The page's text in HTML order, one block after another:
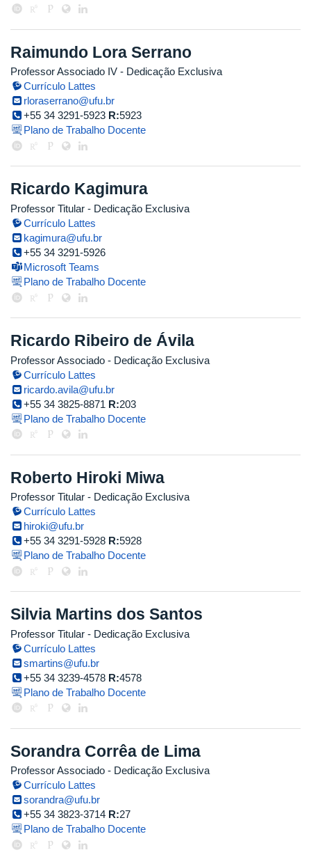
Raimundo Lora Serrano
Professor Associado IV - Dedicação Exclusiva
Currículo Lattes
rloraserrano@ufu.br
+55 34 3291-5923 R:5923
Plano de Trabalho Docente
Ricardo Kagimura
Professor Titular - Dedicação Exclusiva
Currículo Lattes
kagimura@ufu.br
+55 34 3291-5926
Microsoft Teams
Plano de Trabalho Docente
Ricardo Ribeiro de Ávila
Professor Associado - Dedicação Exclusiva
Currículo Lattes
ricardo.avila@ufu.br
+55 34 3825-8871 R:203
Plano de Trabalho Docente
Roberto Hiroki Miwa
Professor Titular - Dedicação Exclusiva
Currículo Lattes
hiroki@ufu.br
+55 34 3291-5928 R:5928
Plano de Trabalho Docente
Silvia Martins dos Santos
Professor Titular - Dedicação Exclusiva
Currículo Lattes
smartins@ufu.br
+55 34 3239-4578 R:4578
Plano de Trabalho Docente
Sorandra Corrêa de Lima
Professor Associado - Dedicação Exclusiva
Currículo Lattes
sorandra@ufu.br
+55 34 3823-3714 R:27
Plano de Trabalho Docente